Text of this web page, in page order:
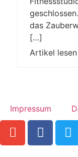
das
[…]
Artikel lesen
Impressum